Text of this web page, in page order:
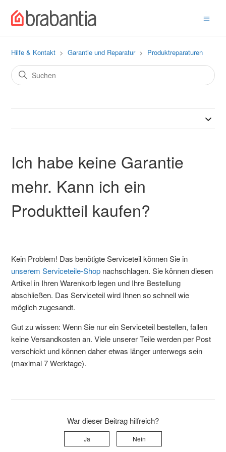
Hilfe & Kontakt Garantie und Reparatur Produktreparaturen
Ich habe keine Garantie
mehr. Kann ich ein
Produktteil kaufen?
Kein Problem! Das benötigte Serviceteil können Sie in
unserem Serviceteile-Shop nachschlagen. Sie können diesen
Artikel in Ihren Warenkorb legen und Ihre Bestellung
abschließen. Das Serviceteil wird Ihnen so schnell wie
möglich zugesandt.
Gut zu wissen: Wenn Sie nur ein Serviceteil bestellen, fallen
keine Versandkosten an. Viele unserer Teile werden per Post
verschickt und können daher etwas länger unterwegs sein
(maximal 7 Werktage).
War dieser Beitrag hilfreich?
Ja Nein